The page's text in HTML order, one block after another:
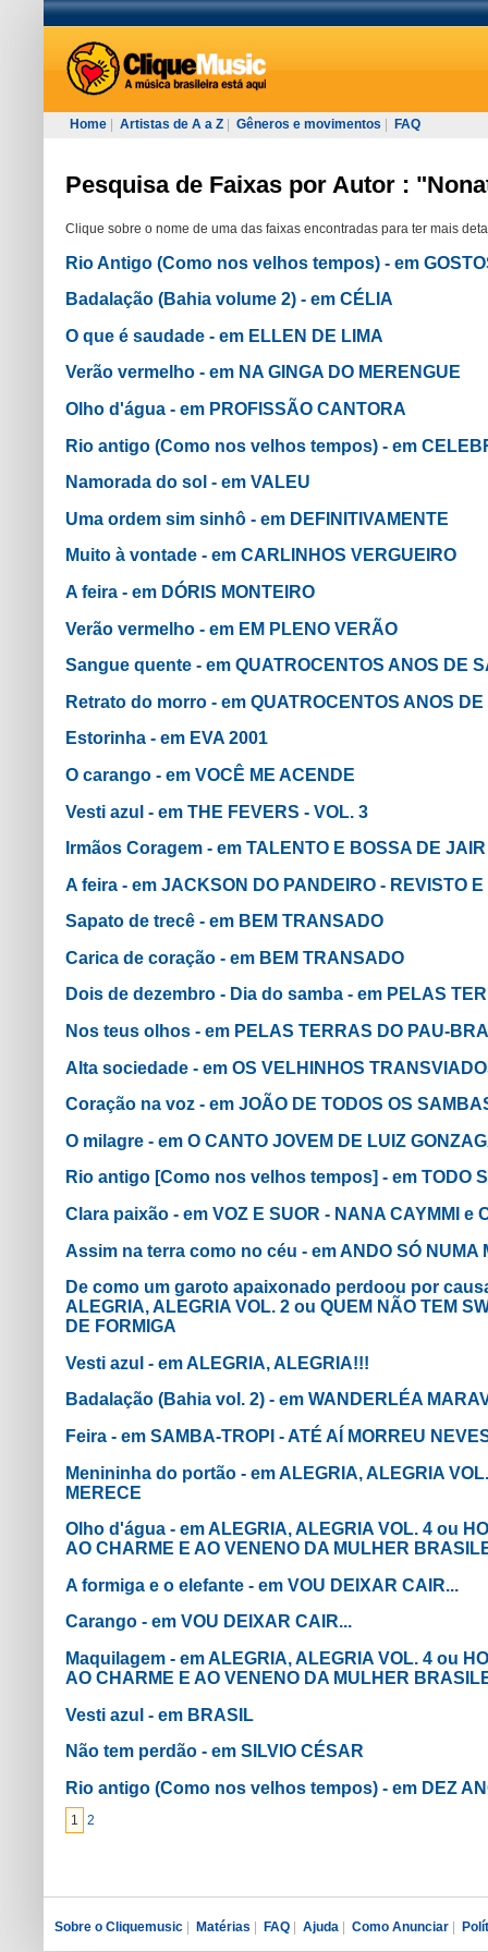
Home Artistas de A a Z Gêneros e movimentos FAQ
Pesquisa de Faixas por Autor :
Clique sobre o nome de uma das faixas encontradas para ter mais
Rio Antigo (Como nos velhos tempos) - em
Badalação (Bahia volume 2) - em CÉLIA
O que é saudade - em ELLEN DE LIMA
Verão vermelho - em NA GINGA DO MERENGUE
Olho d'água - em PROFISSÃO CANTORA
Rio antigo (Como nos velhos tempos) - em
Namorada do sol - em VALEU
Uma ordem sim sinhô - em DEFINITIVAMENTE
Muito à vontade - em CARLINHOS VERGUEIRO
A feira - em DÓRIS MONTEIRO
Verão vermelho - em EM PLENO VERÃO
Sangue quente - em QUATROCENTOS ANOS DE
Retrato do morro - em QUATROCENTOS ANOS
Estorinha - em EVA 2001
O carango - em VOCÊ ME ACENDE
Vesti azul - em THE FEVERS - VOL. 3
Irmãos Coragem - em TALENTO E BOSSA DE
A feira - em JACKSON DO PANDEIRO - REVISTO
Sapato de trecê - em BEM TRANSADO
Carica de coração - em BEM TRANSADO
Dois de dezembro - Dia do samba - em PELAS
Nos teus olhos - em PELAS TERRAS DO PAU-
Alta sociedade - em OS VELHINHOS
Coração na voz - em JOÃO DE TODOS OS
O milagre - em O CANTO JOVEM DE LUIZ
Rio antigo [Como nos velhos tempos] - em TODO
Clara paixão - em VOZ E SUOR - NANA CAYMMI e
Assim na terra como no céu - em ANDO SÓ NUMA
De como um garoto apaixonado perdoou por
ALEGRIA, ALEGRIA VOL. 2 ou QUEM NÃO TEM
DE FORMIGA
Vesti azul - em ALEGRIA, ALEGRIA!!!
Badalação (Bahia vol. 2) - em WANDERLÉA
Feira - em SAMBA-TROPI - ATÉ AÍ MORREU
Menininha do portão - em ALEGRIA, ALEGRIA
MERECE
Olho d'água - em ALEGRIA, ALEGRIA VOL. 4 ou
AO CHARME E AO VENENO DA MULHER
A formiga e o elefante - em VOU DEIXAR CAIR...
Carango - em VOU DEIXAR CAIR...
Maquilagem - em ALEGRIA, ALEGRIA VOL. 4 ou
AO CHARME E AO VENENO DA MULHER
Vesti azul - em BRASIL
Não tem perdão - em SILVIO CÉSAR
Rio antigo (Como nos velhos tempos) - em DEZ
1 2
Sobre o Cliquemusic | Matérias | FAQ | Ajuda | Como Anunciar |